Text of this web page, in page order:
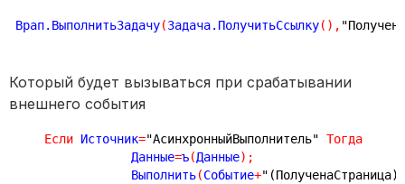
Врап.ВыполнитьЗадачу(Задача.ПолучитьСсылку( ) ,
Который будет вызываться при срабатывании
внешнего события
Если Источник="АсинхронныйВыполнитель" Тогда
		Данные
=ъ(Данные) ;
		Выполнить
(Событие+